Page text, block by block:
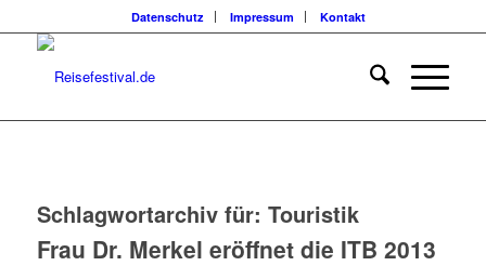
Datenschutz Impressum Kontakt
Schlagwortarchiv für: Touristik
Frau Dr. Merkel eröffnet die ITB 2013